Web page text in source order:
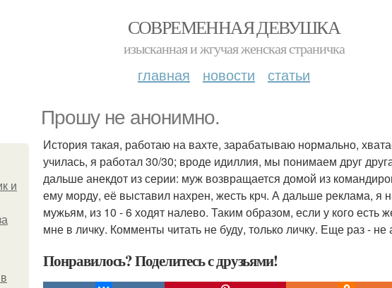
СОВРЕМЕННАЯ ДЕВУШКА
изысканная и жгучая женская страничка
главная новости статьи
Прошу не анонимно.
и
История такая, работаю на вахте, зарабатываю нормально,
училась, я работал 30/30; вроде идиллия, мы понимаем друг
дальше анекдот из серии: муж возвращается домой из
ему морду, её выставил нахрен, жесть крч. А дальше реклама, я
мужьям, из 10 - 6 ходят налево. Таким образом, если у кого есть
мне в личку. Комменты читать не буду, только личку. Еще раз -
Понравилось? Поделитесь с друзьями!